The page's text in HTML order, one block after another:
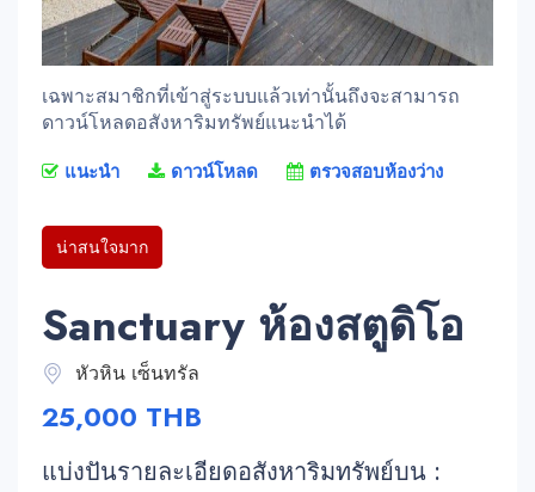
เฉพาะสมาชิกที่เข้าสู่ระบบแล้วเท่านั้นถึงจะสามารถ
ดาวน์โหลดอสังหาริมทรัพย์แนะนำได้
แนะนำ ดาวน์โหลด ตรวจสอบห้องว่าง
น่าสนใจมาก
Sanctuary ห้องสตูดิโอ
หัวหิน เซ็นทรัล
25,000 THB
แบ่งปันรายละเอียดอสังหาริมทรัพย์บน :